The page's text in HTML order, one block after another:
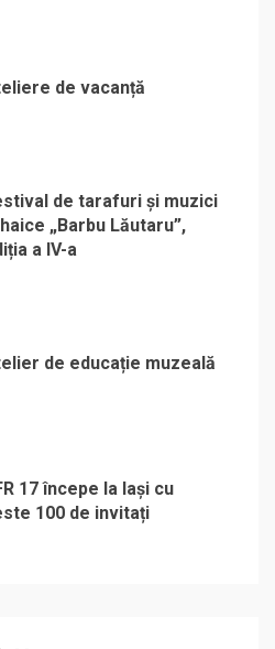
de vacanță
de tarafuri și muzici
„Barbu Lăutaru”,
a IV-a
de educație muzeală
17 începe la Iași cu
100 de invitați